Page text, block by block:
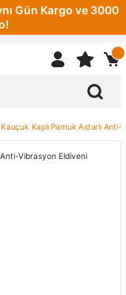
Gün Kargo ve 3000
Kaplı Pamuk Astarlı Anti-